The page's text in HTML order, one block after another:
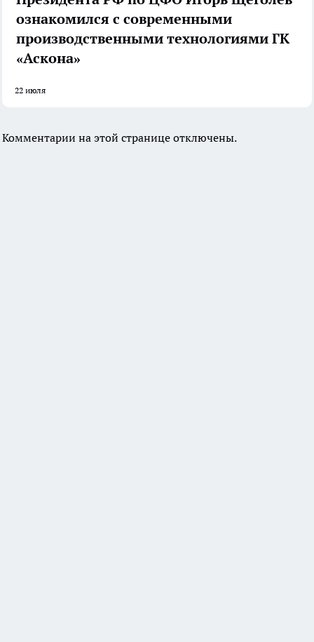
ознакомился с современными
производственными технологиями ГК
«Аскона»
22 июля
Комментарии на этой странице отключены.